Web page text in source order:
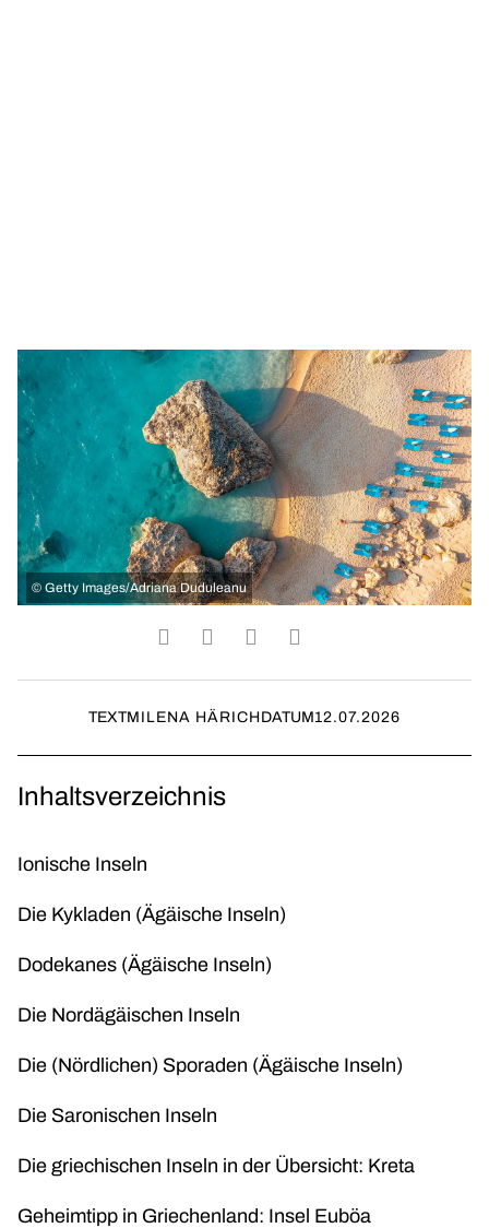
© Getty Images/Adriana Duduleanu
TEXTMILENA HÄRICH DATUM12.07.2026
Inhaltsverzeichnis
Ionische Inseln
Die Kykladen (Ägäische Inseln)
Dodekanes (Ägäische Inseln)
Die Nordägäischen Inseln
Die (Nördlichen) Sporaden (Ägäische Inseln)
Die Saronischen Inseln
Die griechischen Inseln in der Übersicht: Kreta
Geheimtipp in Griechenland: Insel Euböa